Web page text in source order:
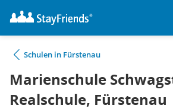
Schulen in Fürstenau
Marienschule
Realschule, Fürstenau